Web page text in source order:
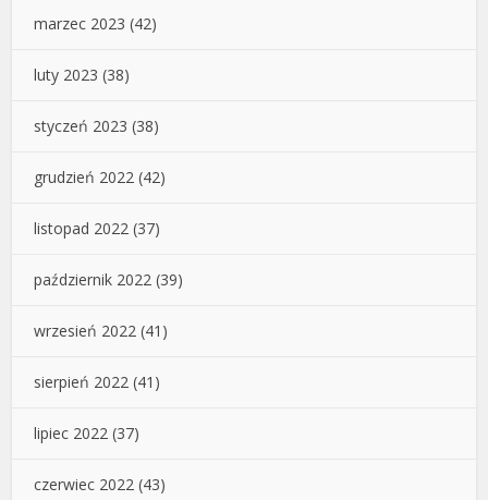
marzec 2023 (42)
luty 2023 (38)
styczeń 2023 (38)
grudzień 2022 (42)
listopad 2022 (37)
październik 2022 (39)
wrzesień 2022 (41)
sierpień 2022 (41)
lipiec 2022 (37)
czerwiec 2022 (43)